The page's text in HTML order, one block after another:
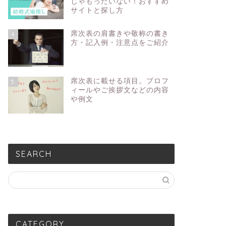
サイトと探し方
4
席次表の肩書きや敬称の書き
方・記入例・注意点をご紹介
5
席次表に載せる項目。プロフ
ィールやご挨拶文などの内容
や例文
SEARCH